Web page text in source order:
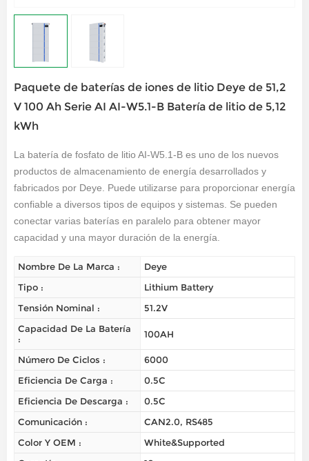
Paquete de baterías de iones de litio Deye de 51,2
V 100 Ah Serie AI AI-W5.1-B Batería de litio de 5,12
kWh
La batería de fosfato de litio AI-W5.1-B es uno de los nuevos
productos de almacenamiento de energía desarrollados y
fabricados por Deye. Puede utilizarse para proporcionar energía
confiable a diversos tipos de equipos y sistemas. Se pueden
conectar varias baterías en paralelo para obtener mayor
capacidad y una mayor duración de la energía.
Nombre De La Marca :
Deye
Tipo :
Lithium Battery
Tensión Nominal :
51.2V
Capacidad De La Batería
:
100AH
Número De Ciclos :
6000
Eficiencia De Carga :
0.5C
Eficiencia De Descarga :
0.5C
Comunicación :
CAN2.0, RS485
Color Y OEM :
White&Supported